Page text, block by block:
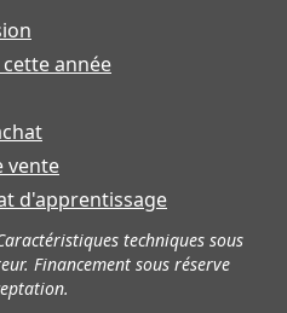
année
vente
d'apprentissage
techniques sous
Financement sous réserve